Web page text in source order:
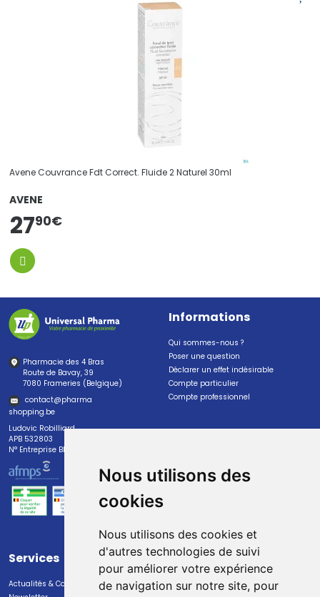
Nous utilisons des
cookies
Nous utilisons des cookies et
d'autres technologies de suivi
pour améliorer votre expérience
de navigation sur notre site, pour
Avene Couvrance Fdt Correct. Fluide 2 Naturel 30ml
AVENE
2790€
Pharmacie des 4 Bras
Route de Bavay, 39
7080 Frameries (Belgique)
contact@pharma
shopping.be
Ludovic Robilliard
APB 532803
N° Entreprise BE0447.382.113
Informations
Qui sommes-nous ?
Poser une question
Déclarer un effet indésirable
Compte particulier
Compte professionnel
Services
Actualités & Conseils
Paiement
Paiement sécurisé